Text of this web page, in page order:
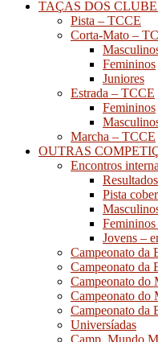
TAÇAS DOS
Pista – TCCE
Corta-Mato –
Femininos
Juniores
Estrada – TCCE
Femininos
Marcha – TCCE
OUTRAS
Encontros
Resultados
Pista
Femininos
Jovens –
Campeonato da
Campeonato da
Campeonato do
Campeonato do
Campeonato da
Universíadas
Camp. Mundo